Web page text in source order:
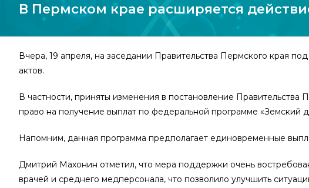
В Пермском крае расширяется
Вчера, 19 апреля, на заседании Правительства Пермского края
актов.
В частности, приняты изменения в постановление
право на получение выплат по федеральной программе «Земский
Напомним, данная программа предполагает единовременные
Дмитрий Махонин отметил, что мера поддержки очень
врачей и среднего медперсонала, что позволило улучшить